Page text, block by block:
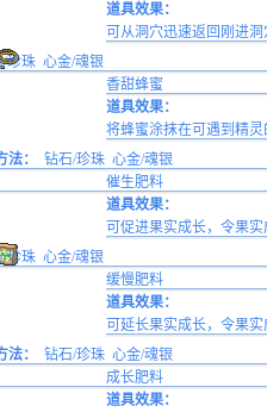
道具效果：
可从洞穴迅速返回刚进
/珍珠 心金/魂银
香甜蜂蜜
道具效果：
将蜂蜜涂抹在可遇到精
：
钻石/珍珠 心金/魂银
催生肥料
道具效果：
可促进果实成长，令果
/珍珠 心金/魂银
缓慢肥料
道具效果：
可延长果实成长，令果
：
钻石/珍珠 心金/魂银
成长肥料
道具效果：